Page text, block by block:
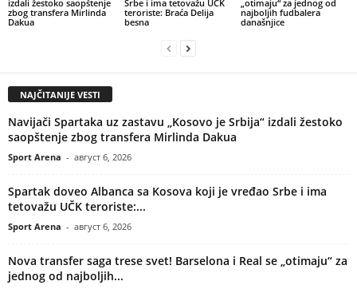
izdali žestoko saopštenje
zbog transfera Mirlinda
Dakua
Srbe i ima tetovažu UČK
teroriste: Braća Delija
besna
„otimaju“ za jednog od
najboljih fudbalera
današnjice
NAJČITANIJE VESTI
Navijači Spartaka uz zastavu „Kosovo je Srbija“ izdali žestoko
saopštenje zbog transfera Mirlinda Dakua
Sport Arena - август 6, 2026
Spartak doveo Albanca sa Kosova koji je vređao Srbe i ima
tetovažu UČK teroriste:...
Sport Arena - август 6, 2026
Nova transfer saga trese svet! Barselona i Real se „otimaju“ za
jednog od najboljih...